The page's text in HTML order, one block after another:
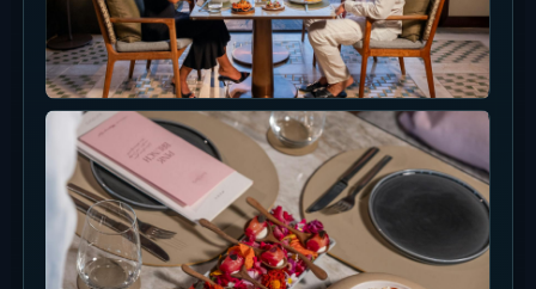
Sebelum Datang
Pilih dulu antara Sunday Pink Brunch, A
Day At The Bay selain Minggu, atau
dining / dinner reguler.
Jika pool atau daybed penting,
tanyakan ketersediaannya lewat jalur
booking resmi.